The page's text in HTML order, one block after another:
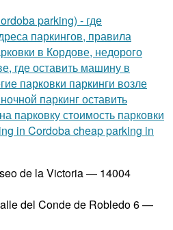
de la Victoria — 14004
del Conde de Robledo 6 —